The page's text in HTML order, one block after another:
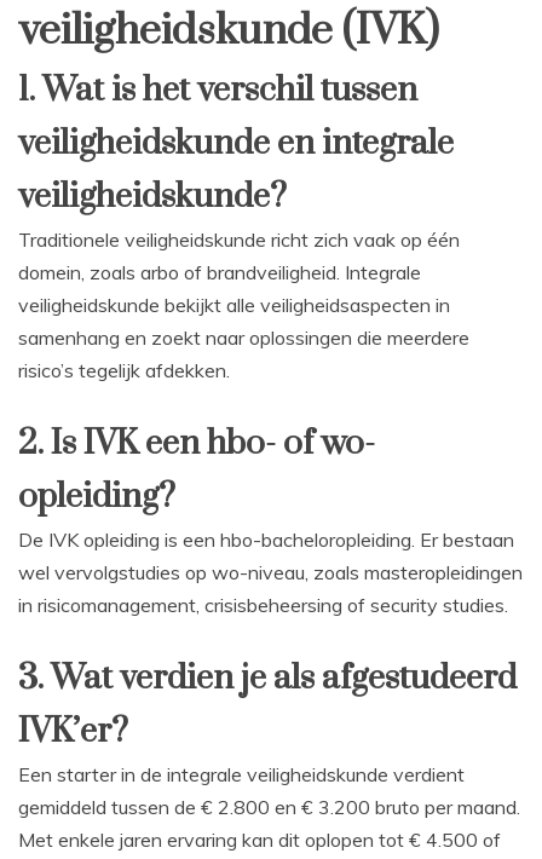
veiligheidskunde (IVK)
1. Wat is het verschil tussen
veiligheidskunde en integrale
veiligheidskunde?
Traditionele veiligheidskunde richt zich vaak op één
domein, zoals arbo of brandveiligheid. Integrale
veiligheidskunde bekijkt alle veiligheidsaspecten in
samenhang en zoekt naar oplossingen die meerdere
risico’s tegelijk afdekken.
2. Is IVK een hbo- of wo-
opleiding?
De IVK opleiding is een hbo-bacheloropleiding. Er bestaan
wel vervolgstudies op wo-niveau, zoals masteropleidingen
in risicomanagement, crisisbeheersing of security studies.
3. Wat verdien je als afgestudeerd
IVK’er?
Een starter in de integrale veiligheidskunde verdient
gemiddeld tussen de € 2.800 en € 3.200 bruto per maand.
Met enkele jaren ervaring kan dit oplopen tot € 4.500 of